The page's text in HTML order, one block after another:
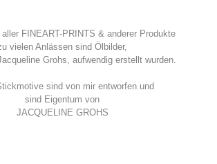
FINEART-PRINTS & anderer Produkte
vielen Anlässen sind Ölbilder,
Grohs, aufwendig erstellt wurden.
sind von mir entworfen und
sind Eigentum von
JACQUELINE GROHS